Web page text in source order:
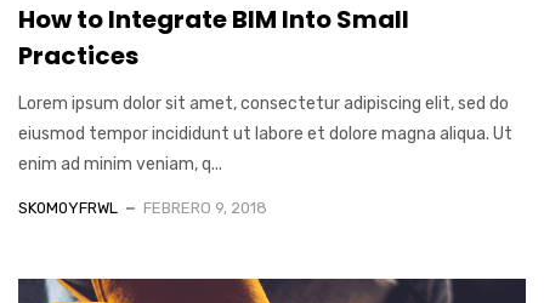
How to Integrate BIM Into Small
Practices
Lorem ipsum dolor sit amet, consectetur adipiscing elit, sed do
eiusmod tempor incididunt ut labore et dolore magna aliqua. Ut
enim ad minim veniam, q...
SK0M0YFRWL FEBRERO 9, 2018